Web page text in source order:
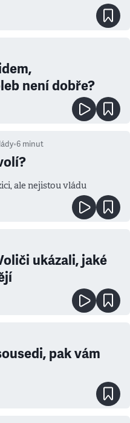
není dobře?
•6 minut
ale nejistou vládu
ukázali, jaké
pak vám